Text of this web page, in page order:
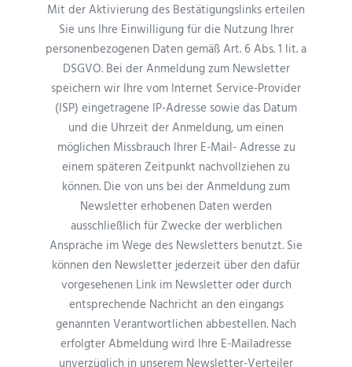
Mit der Aktivierung des Bestätigungslinks erteilen
Sie uns Ihre Einwilligung für die Nutzung Ihrer
personenbezogenen Daten gemäß Art. 6 Abs. 1 lit. a
DSGVO. Bei der Anmeldung zum Newsletter
speichern wir Ihre vom Internet Service-Provider
(ISP) eingetragene IP-Adresse sowie das Datum
und die Uhrzeit der Anmeldung, um einen
möglichen Missbrauch Ihrer E-Mail- Adresse zu
einem späteren Zeitpunkt nachvollziehen zu
können. Die von uns bei der Anmeldung zum
Newsletter erhobenen Daten werden
ausschließlich für Zwecke der werblichen
Ansprache im Wege des Newsletters benutzt. Sie
können den Newsletter jederzeit über den dafür
vorgesehenen Link im Newsletter oder durch
entsprechende Nachricht an den eingangs
genannten Verantwortlichen abbestellen. Nach
erfolgter Abmeldung wird Ihre E-Mailadresse